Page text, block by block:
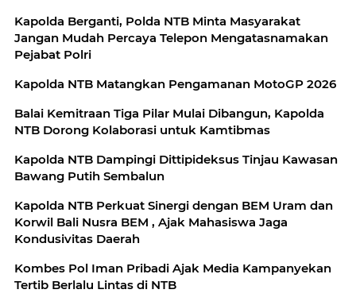
Kapolda Berganti, Polda NTB Minta Masyarakat
Jangan Mudah Percaya Telepon Mengatasnamakan
Pejabat Polri
Kapolda NTB Matangkan Pengamanan MotoGP 2026
Balai Kemitraan Tiga Pilar Mulai Dibangun, Kapolda
NTB Dorong Kolaborasi untuk Kamtibmas
Kapolda NTB Dampingi Dittipideksus Tinjau Kawasan
Bawang Putih Sembalun
Kapolda NTB Perkuat Sinergi dengan BEM Uram dan
Korwil Bali Nusra BEM , Ajak Mahasiswa Jaga
Kondusivitas Daerah
Kombes Pol Iman Pribadi Ajak Media Kampanyekan
Tertib Berlalu Lintas di NTB